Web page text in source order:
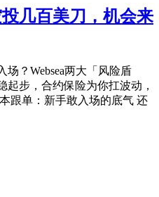
几百美刀，机会来
？Websea两大「风险盾
步，合约保险为你扛波动，
跟单：新手敢入场的底气 还